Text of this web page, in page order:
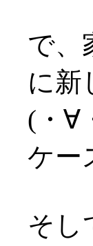
で、
に新
(・∀
ケー
そし